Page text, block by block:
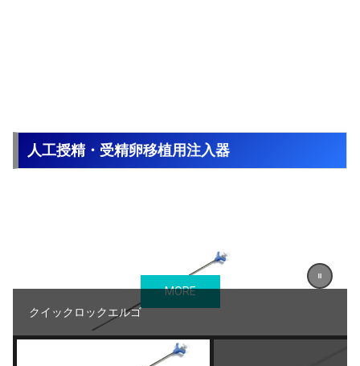
人工授精・受精卵移植用注入器
MORE
クイックロックエルゴ